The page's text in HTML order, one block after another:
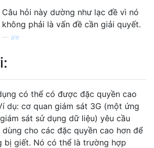
Câu hỏi này dường như lạc đề vì nó
không phải là vấn đề cần giải quyết.
ale
có thể có được đặc quyền cao
dụ: cơ quan giám sát 3G (một ứng
sát sử dụng dữ liệu) yêu cầu
dùng cho các đặc quyền cao hơn để
bị giết. Nó có thể là trường hợp